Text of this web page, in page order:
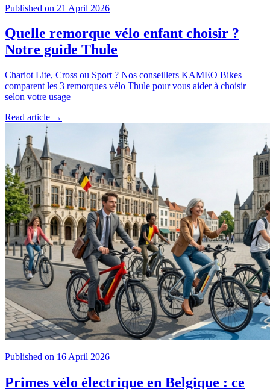
Published on 21 April 2026
Quelle remorque vélo enfant choisir ?
Notre guide Thule
Chariot Lite, Cross ou Sport ? Nos conseillers KAMEO Bikes
comparent les 3 remorques vélo Thule pour vous aider à choisir
selon votre usage
Read article →
Published on 16 April 2026
Primes vélo électrique en Belgique : ce